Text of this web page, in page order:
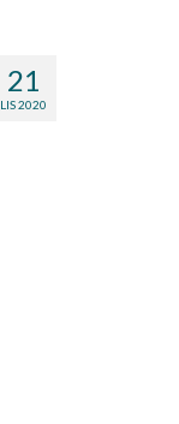
21
LIS 2020